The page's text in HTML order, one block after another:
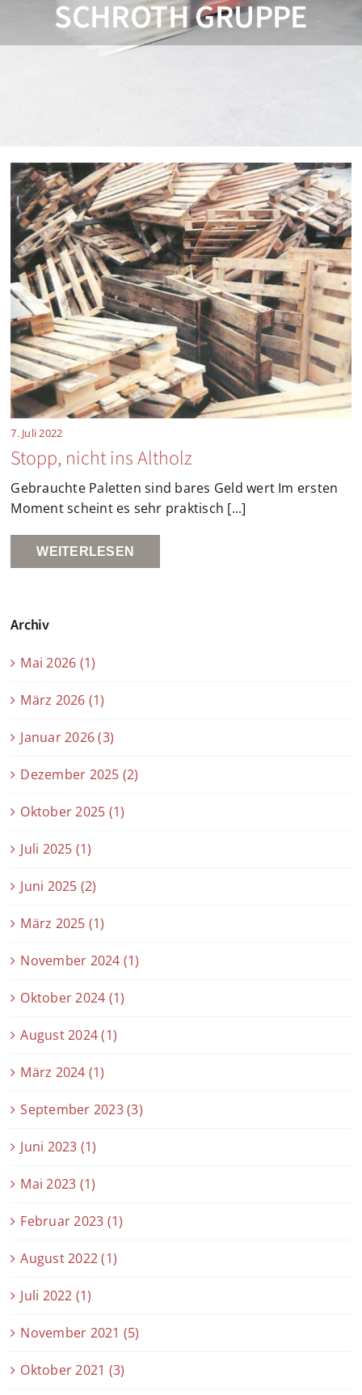
SCHROTH GRUPPE
7. Juli 2022
Stopp, nicht ins Altholz
Gebrauchte Paletten sind bares Geld wert Im ersten
Moment scheint es sehr praktisch [...]
WEITERLESEN
Archiv
Mai 2026 (1)
März 2026 (1)
Januar 2026 (3)
Dezember 2025 (2)
Oktober 2025 (1)
Juli 2025 (1)
Juni 2025 (2)
März 2025 (1)
November 2024 (1)
Oktober 2024 (1)
August 2024 (1)
März 2024 (1)
September 2023 (3)
Juni 2023 (1)
Mai 2023 (1)
Februar 2023 (1)
August 2022 (1)
Juli 2022 (1)
November 2021 (5)
Oktober 2021 (3)